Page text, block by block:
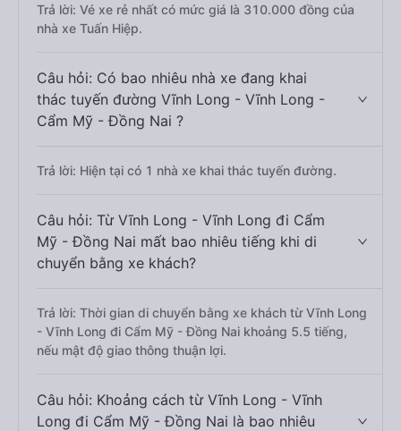
Trả lời: Vé xe rẻ nhất có mức giá là 310.000 đồng của
nhà xe Tuấn Hiệp.
Câu hỏi: Có bao nhiêu nhà xe đang khai
thác tuyến đường Vĩnh Long - Vĩnh Long -
Cẩm Mỹ - Đồng Nai ?
Trả lời: Hiện tại có 1 nhà xe khai thác tuyến đường.
Câu hỏi: Từ Vĩnh Long - Vĩnh Long đi Cẩm
Mỹ - Đồng Nai mất bao nhiêu tiếng khi di
chuyển bằng xe khách?
Trả lời: Thời gian di chuyển bằng xe khách từ Vĩnh Long
- Vĩnh Long đi Cẩm Mỹ - Đồng Nai khoảng 5.5 tiếng,
nếu mật độ giao thông thuận lợi.
Câu hỏi: Khoảng cách từ Vĩnh Long - Vĩnh
Long đi Cẩm Mỹ - Đồng Nai là bao nhiêu